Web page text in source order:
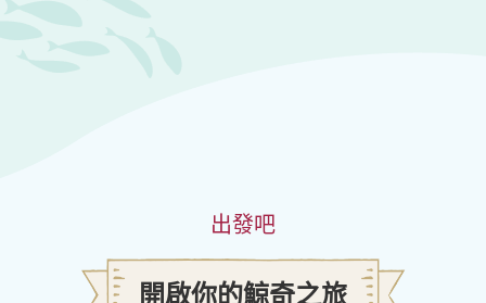
出發吧
開啟你的鯨奇之旅